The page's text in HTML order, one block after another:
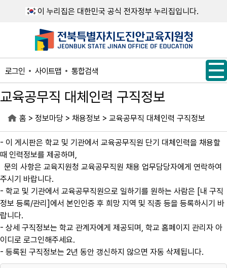
이 누리집은 대한민국 공식 전자정부 누리집입니다.
로그인 사이트맵 통합검색
교육공무직 대체인력 구직정보
홈 > 정보마당 > 채용정보 > 교육공무직 대체인력 구직정보
- 이 게시판은 학교 및 기관에서 교육공무직원 단기 대체인력을 채용할
때 인력정보를 제공하며,
문의 사항은 교육지원청 교육공무직원 채용 업무담당자에게 연락하여
주시기 바랍니다.
- 학교 및 기관에서 교육공무직원으로 일하기를 원하는 사람은 [내 구직
정보 등록/관리]에서 본인인증 후 희망 지역 및 직종 등을 등록하시기 바
랍니다.
- 상세 구직정보는 학교 관계자에게 제공되며, 학교 홈페이지 관리자 아
이디로 로그인해주세요.
- 등록된 구직정보는 2년 동안 갱신하지 않으면 자동 삭제됩니다.